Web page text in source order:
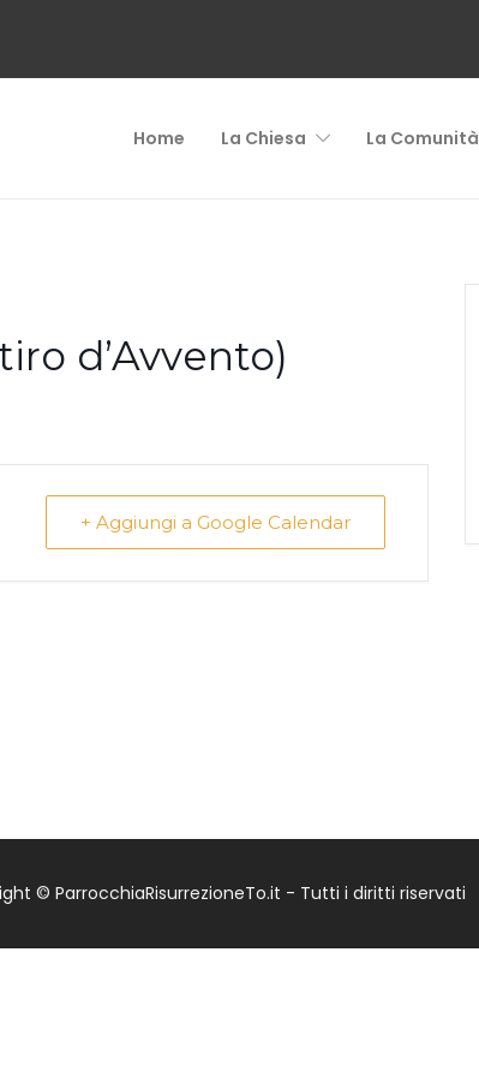
Home La Chiesa La Comunità
d’Avvento)
+ Aggiungi a Google Calendar
© ParrocchiaRisurrezioneTo.it - Tutti i diritti riservati